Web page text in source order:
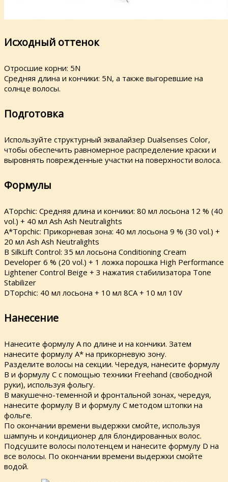
Исходный оттенок
Отросшие корни: 5N
Средняя длина и кончики: 5N, а также выгоревшие на
солнце волосы.
Подготовка
Используйте структурный эквалайзер Dualsenses Color,
чтобы обеспечить равномерное распределение краски и
выровнять поврежденные участки на поверхности волоса.
Формулы
ATopchic: Средняя длина и кончики: 80 мл лосьона 12 % (40
vol.) + 40 мл Ash Ash Neutralights
A*Topchic: Прикорневая зона: 40 мл лосьона 9 % (30 vol.) +
20 мл Ash Ash Neutralights
В SilkLift Control: 35 мл лосьона Conditioning Cream
Developer 6 % (20 vol.) + 1 ложка порошка High Performance
Lightener Control Beige + 3 нажатия стабилизатора Tone
Stabilizer
DTopchic: 40 мл лосьона + 10 мл 8CA + 10 мл 10V
Нанесение
Нанесите формулу А по длине и на кончики. Затем
нанесите формулу А* на прикорневую зону.
Разделите волосы на секции. Чередуя, нанесите формулу
В и формулу С с помощью техники Freehand (свободной
руки), используя фольгу.
В макушечно-теменной и фронтальной зонах, чередуя,
нанесите формулу В и формулу С методом штопки на
фольге.
По окончании времени выдержки смойте, используя
шампунь и кондиционер для блондированных волос.
Подсушите волосы полотенцем и нанесите формулу D на
все волосы. По окончании времени выдержки смойте
водой.